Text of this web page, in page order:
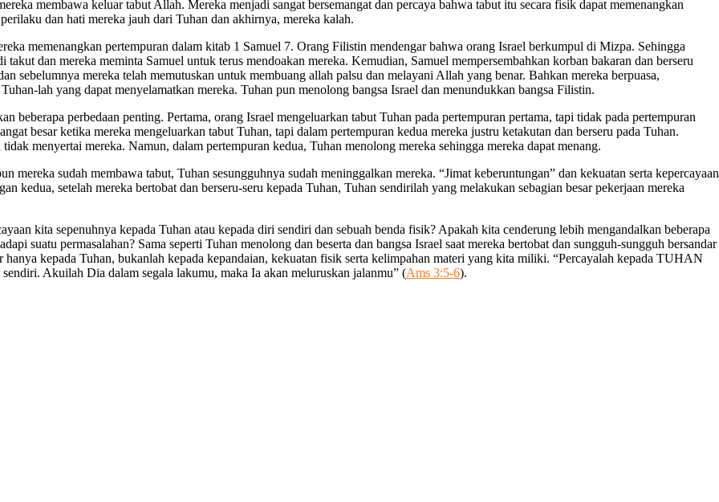
membawa keluar tabut Allah. Mereka menjadi sangat bersemangat dan percaya bahwa tabut itu secara fisik dapat memenangkan
dan hati mereka jauh dari Tuhan dan akhirnya, mereka kalah.
memenangkan pertempuran dalam kitab 1 Samuel 7. Orang Filistin mendengar bahwa orang Israel berkumpul di Mizpa. Sehingga
dan mereka meminta Samuel untuk terus mendoakan mereka. Kemudian, Samuel mempersembahkan korban bakaran dan berseru
sebelumnya mereka telah memutuskan untuk membuang allah palsu dan melayani Allah yang benar. Bahkan mereka berpuasa,
lah yang dapat menyelamatkan mereka. Tuhan pun menolong bangsa Israel dan menundukkan bangsa Filistin.
beberapa perbedaan penting. Pertama, orang Israel mengeluarkan tabut Tuhan pada pertempuran pertama, tapi tidak pada pertempuran
besar ketika mereka mengeluarkan tabut Tuhan, tapi dalam pertempuran kedua mereka justru ketakutan dan berseru pada Tuhan.
menyertai mereka. Namun, dalam pertempuran kedua, Tuhan menolong mereka sehingga mereka dapat menang.
mereka sudah membawa tabut, Tuhan sesungguhnya sudah meninggalkan mereka. “Jimat keberuntungan” dan kekuatan serta kepercayaan
kedua, setelah mereka bertobat dan berseru-seru kepada Tuhan, Tuhan sendirilah yang melakukan sebagian besar pekerjaan mereka
kita sepenuhnya kepada Tuhan atau kepada diri sendiri dan sebuah benda fisik? Apakah kita cenderung lebih mengandalkan beberapa
suatu permasalahan? Sama seperti Tuhan menolong dan beserta dan bangsa Israel saat mereka bertobat dan sungguh-sungguh bersandar
kepada Tuhan, bukanlah kepada kepandaian, kekuatan fisik serta kelimpahan materi yang kita miliki. “Percayalah kepada TUHAN
Akuilah Dia dalam segala lakumu, maka Ia akan meluruskan jalanmu” (Ams 3:5-6).